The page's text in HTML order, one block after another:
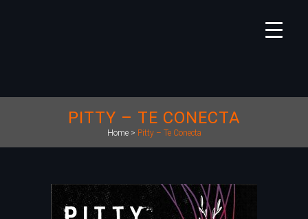
PITTY – TE CONECTA
Home> Pitty – Te Conecta